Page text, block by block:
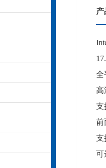
产
全
高
支
前
支
可